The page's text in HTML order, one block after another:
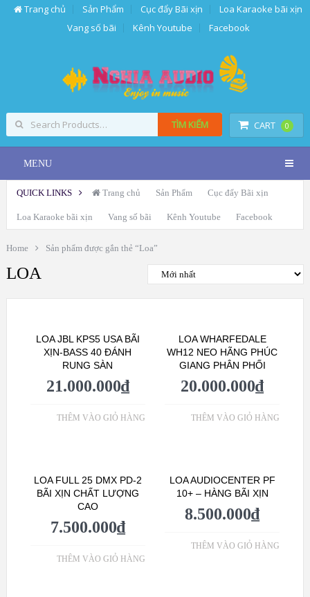
Trang chủ Sản Phẩm Cục đẩy Bãi xịn
Loa Karaoke bãi xịn
Vang số bãi
Kênh Youtube Facebook
CART 0
TÌM KIẾM
MENU
QUICK LINKS Trang chủ Sản Phẩm Cục đẩy Bãi xịn
Loa Karaoke bãi xịn Vang số bãi Kênh Youtube Facebook
Home Sản phẩm được gắn thẻ “Loa”
LOA
LOA JBL KPS5 USA BÃI
XỊN-BASS 40 ĐÁNH
RUNG SÀN
21.000.000₫
THÊM VÀO GIỎ HÀNG
LOA WHARFEDALE
WH12 NEO HÃNG PHÚC
GIANG PHÂN PHỐI
20.000.000₫
THÊM VÀO GIỎ HÀNG
LOA FULL 25 DMX PD-2
BÃI XỊN CHẤT LƯỢNG
CAO
7.500.000₫
THÊM VÀO GIỎ HÀNG
LOA AUDIOCENTER PF
10+ – HÀNG BÃI XỊN
8.500.000₫
THÊM VÀO GIỎ HÀNG